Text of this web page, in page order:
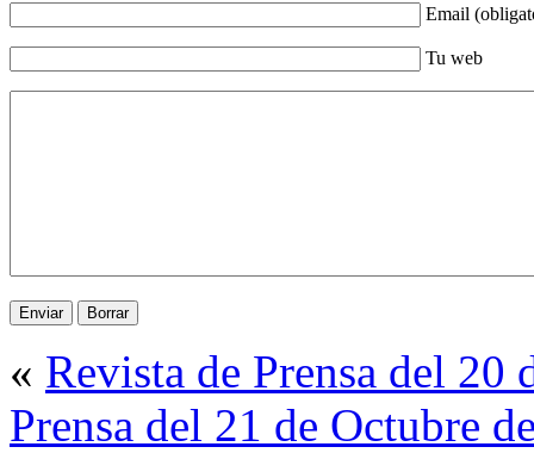
Email
Tu web
« Revista de Prensa del 20
Prensa del 21 de Octubre